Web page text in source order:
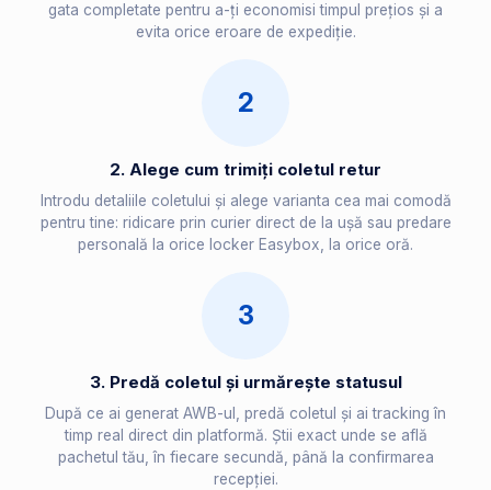
gata completate pentru a-ți economisi timpul prețios și a
evita orice eroare de expediție.
2
2. Alege cum trimiți coletul retur
Introdu detaliile coletului și alege varianta cea mai comodă
pentru tine: ridicare prin curier direct de la ușă sau predare
personală la orice locker Easybox, la orice oră.
3
3. Predă coletul și urmărește statusul
După ce ai generat AWB-ul, predă coletul și ai tracking în
timp real direct din platformă. Știi exact unde se află
pachetul tău, în fiecare secundă, până la confirmarea
recepției.